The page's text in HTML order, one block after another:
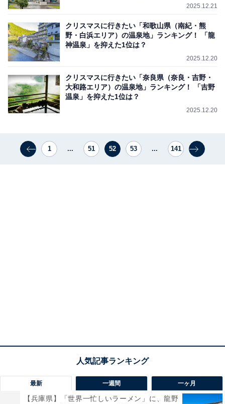
2025.12.21
クリスマスに行きたい「和歌山県（南紀・熊
野・白浜エリア）の温泉地」ランキング！ 「龍
神温泉」を抑えた1位は？
2025.12.20
クリスマスに行きたい「奈良県（奈良・吉野・
大和路エリア）の温泉地」ランキング！ 「吉野
温泉」を抑えた1位は？
2025.12.20
1 ... 51 52 53 ... 141
最新 一週間 一ヶ月
【兵庫県】「世界一忙しいラーメン」に、龍野